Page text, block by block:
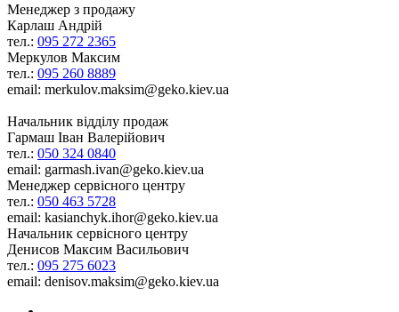
Менеджер з продажу
Карлаш Андрій
тел.: 095 272 2365
Меркулов Максим
тел.: 095 260 8889
email: merkulov.maksim@geko.kiev.ua
Начальник відділу продаж
Гармаш Іван Валерійович
тел.: 050 324 0840
email: garmash.ivan@geko.kiev.ua
Менеджер сервісного центру
тел.: 050 463 5728
email: kasianchyk.ihor@geko.kiev.ua
Начальник сервісного центру
Денисов Максим Васильович
тел.: 095 275 6023
email: denisov.maksim@geko.kiev.ua